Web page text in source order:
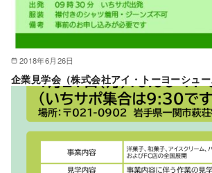
2018年6月26日
企業見学会（株式会社アイ・トーヨーシュー